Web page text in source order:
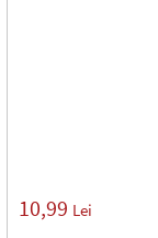
10,99 Lei